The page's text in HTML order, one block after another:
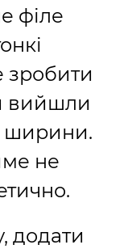
філе
зробити
вийшли
ширини.
не
додати